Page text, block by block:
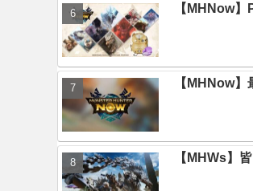
【MHNow
【MHNow
【MHWs】